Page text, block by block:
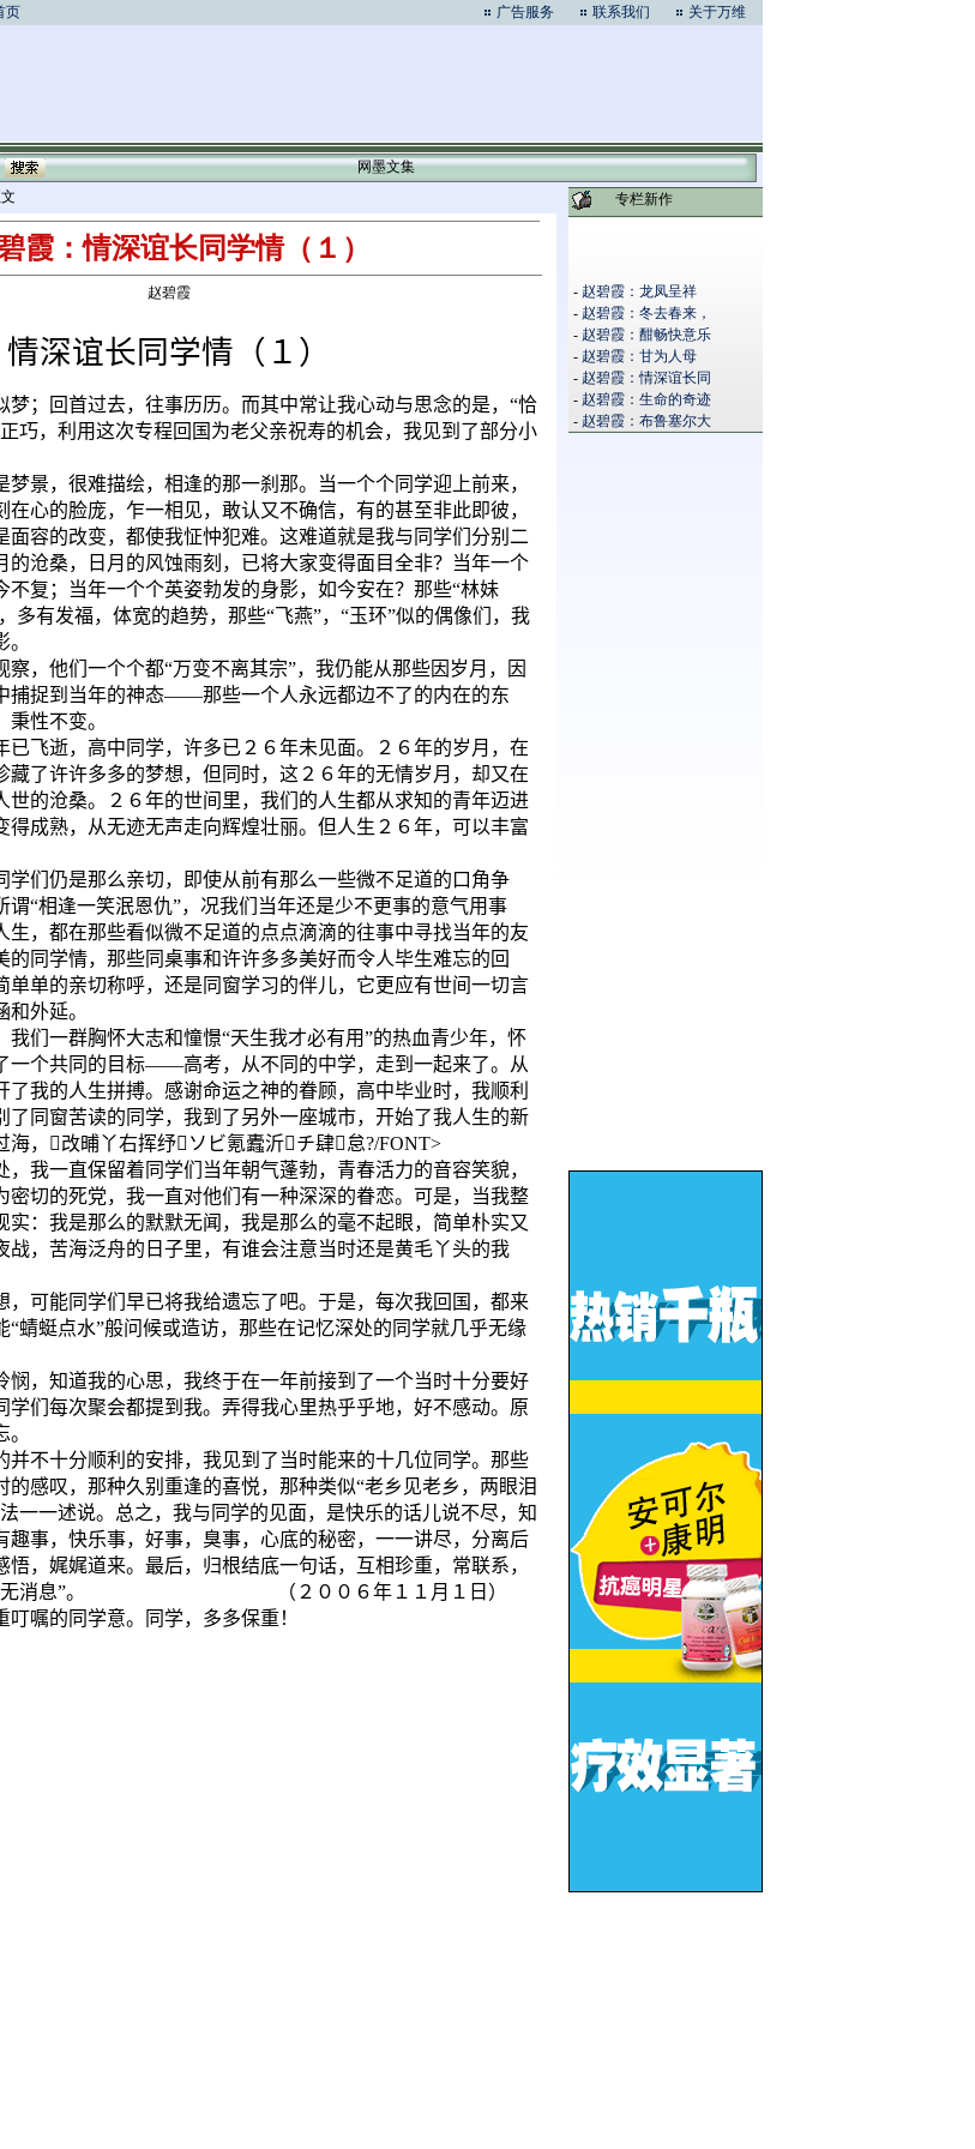
页 广告服务 联系我们 关于万维
网墨文集
专栏新作
- 赵碧霞：龙凤呈祥
- 赵碧霞：冬去春来，
- 赵碧霞：酣畅快意乐
- 赵碧霞：甘为人母
- 赵碧霞：情深谊长同
- 赵碧霞：生命的奇迹
- 赵碧霞：布鲁塞尔大
霞：情深谊长同学情（１）
赵碧霞
情深谊长同学情（１）
梦；回首过去，往事历历。而其中常让我心动与思念的是，“恰
巧，利用这次专程回国为老父亲祝寿的机会，我见到了部分小
梦景，很难描绘，相逢的那一刹那。当一个个同学迎上前来，
在心的脸庞，乍一相见，敢认又不确信，有的甚至非此即彼，
面容的改变，都使我怔忡犯难。这难道就是我与同学们分别二
的沧桑，日月的风蚀雨刻，已将大家变得面目全非？当年一个
不复；当年一个个英姿勃发的身影，如今安在？那些“林妹
多有发福，体宽的趋势，那些“飞燕”，“玉环”似的偶像们，我
察，他们一个个都“万变不离其宗”，我仍能从那些因岁月，因
捕捉到当年的神态――那些一个人永远都边不了的内在的东
性不变。
已飞逝，高中同学，许多已２６年未见面。２６年的岁月，在
藏了许许多多的梦想，但同时，这２６年的无情岁月，却又在
世的沧桑。２６年的世间里，我们的人生都从求知的青年迈进
得成熟，从无迹无声走向辉煌壮丽。但人生２６年，可以丰富
学们仍是那么亲切，即使从前有那么一些微不足道的口角争
谓“相逢一笑泯恩仇”，况我们当年还是少不更事的意气用事
生，都在那些看似微不足道的点点滴滴的往事中寻找当年的友
的同学情，那些同桌事和许许多多美好而令人毕生难忘的回
单单的亲切称呼，还是同窗学习的伴儿，它更应有世间一切言
外延。
我们一群胸怀大志和憧憬“天生我才必有用”的热血青少年，怀
一个共同的目标――高考，从不同的中学，走到一起来了。从
了我的人生拼搏。感谢命运之神的眷顾，高中毕业时，我顺利
了同窗苦读的同学，我到了另外一座城市，开始了我人生的新
海，改晡丫右挥纾ソビ氪蠹沂チ肆怠?/FONT>
，我一直保留着同学们当年朝气蓬勃，青春活力的音容笑貌，
密切的死党，我一直对他们有一种深深的眷恋。可是，当我整
实：我是那么的默默无闻，我是那么的毫不起眼，简单朴实又
战，苦海泛舟的日子里，有谁会注意当时还是黄毛丫头的我
，可能同学们早已将我给遗忘了吧。于是，每次我回国，都来
“蜻蜓点水”般问候或造访，那些在记忆深处的同学就几乎无缘
悯，知道我的心思，我终于在一年前接到了一个当时十分要好
学们每次聚会都提到我。弄得我心里热乎乎地，好不感动。原
并不十分顺利的安排，我见到了当时能来的十几位同学。那些
的感叹，那种久别重逢的喜悦，那种类似“老乡见老乡，两眼泪
一一述说。总之，我与同学的见面，是快乐的话儿说不尽，知
趣事，快乐事，好事，臭事，心底的秘密，一一讲尽，分离后
悟，娓娓道来。最后，归根结底一句话，互相珍重，常联系，
入海无消息”。 （２００６年１１月１日）
嘱的同学意。同学，多多保重！